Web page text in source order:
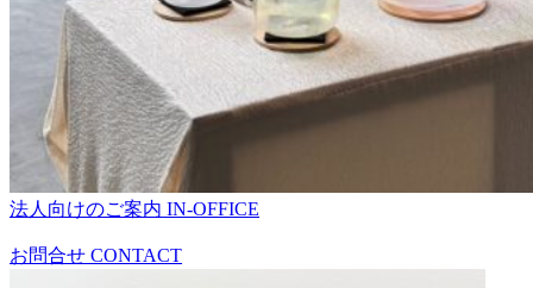
法人向けのご案内 IN-OFFICE
お問合せ CONTACT